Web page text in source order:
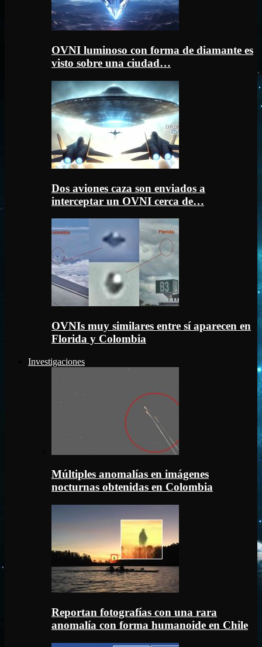
OVNI luminoso con forma de diamante es
visto sobre una ciudad…
Dos aviones caza son enviados a
interceptar un OVNI cerca de…
OVNIs muy similares entre sí aparecen en
Florida y Colombia
Investigaciones
Múltiples anomalías en imágenes
nocturnas obtenidas en Colombia
Reportan fotografías con una rara
anomalía con forma humanoide en Chile